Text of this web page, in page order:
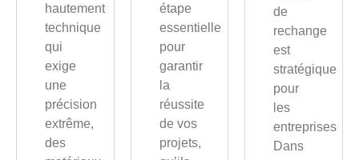
hautement
technique
qui
exige
une
précision
extrême,
des
étape
essentielle
pour
garantir
la
réussite
de vos
projets,
de
rechange
est
stratégique
pour
les
entreprises
Dans